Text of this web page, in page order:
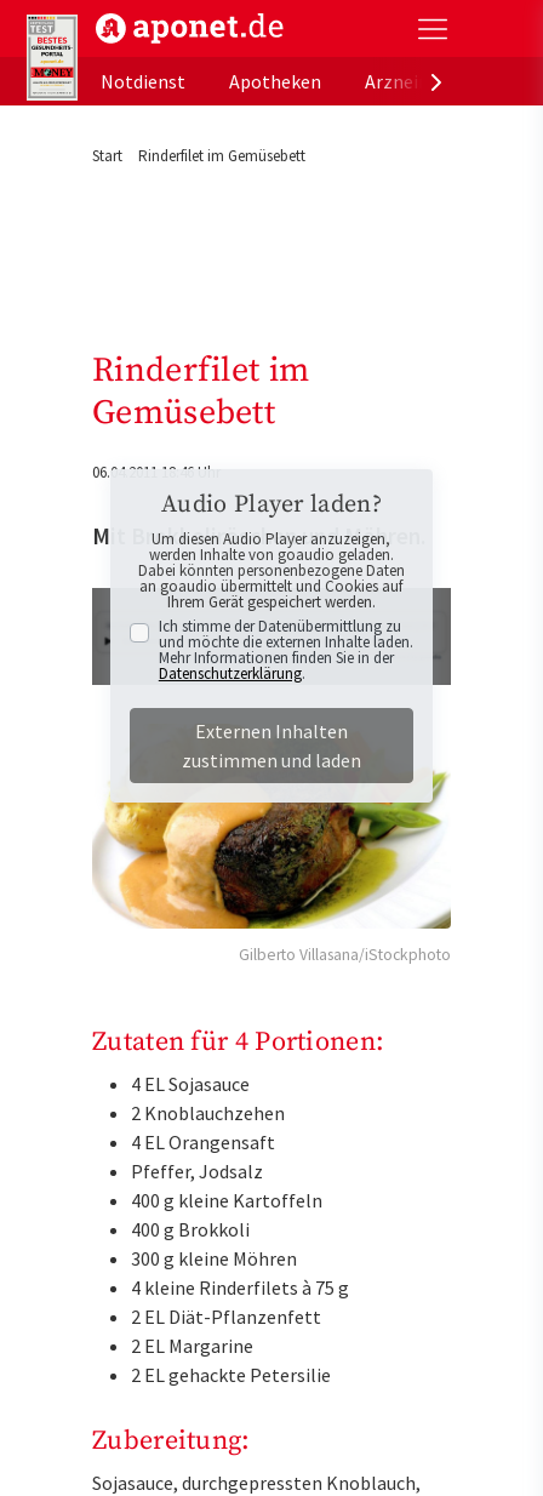
aponet.de - Das offizielle Gesundheitsportal der
Notdienst
Apotheken
Start Rinderfilet im Gemüsebett
Rinderfilet im
Gemüsebett
06.04.2011 18:46 Uhr
Mit Brokkoliröschen und Möhren.
Audio Player laden?
Um diesen Audio Player anzuzeigen,
werden Inhalte von goaudio geladen.
Dabei könnten personenbezogene Daten
an goaudio übermittelt und Cookies auf
Ihrem Gerät gespeichert werden.
Ich stimme der Datenübermittlung zu
und möchte die externen Inhalte laden.
Mehr Informationen finden Sie in der
Datenschutzerklärung.
Externen Inhalten
zustimmen und laden
Gilberto Villasana/iStockphoto
Zutaten für 4 Portionen:
4 EL Sojasauce
2 Knoblauchzehen
4 EL Orangensaft
Pfeffer, Jodsalz
400 g kleine Kartoffeln
400 g Brokkoli
300 g kleine Möhren
4 kleine Rinderfilets à 75 g
2 EL Diät-Pflanzenfett
2 EL Margarine
2 EL gehackte Petersilie
Zubereitung:
Sojasauce, durchgepressten Knoblauch,